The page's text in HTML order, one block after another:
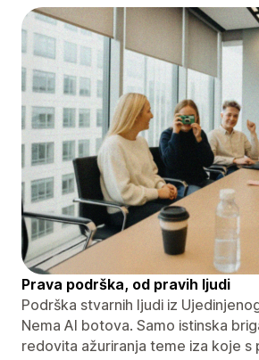
Prava podrška, od pravih ljudi
Podrška stvarnih ljudi iz
Nema AI botova. Samo istinska
redovita ažuriranja teme iza koje s